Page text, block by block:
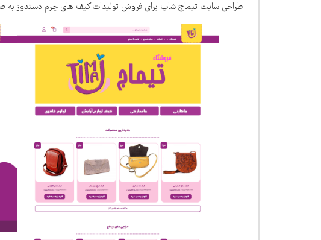
طراحی سایت تیماج شاپ برای فروش تولیدات کیف های چرم دستدوز به